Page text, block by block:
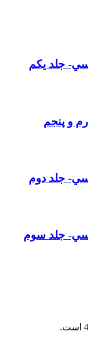
جلد يكم
و پنجم
جلد دوم
جلد سوم